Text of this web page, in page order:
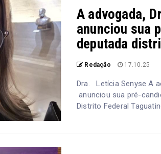
A advogada,
anunciou sua
deputada
Redação 17.10.25
Dra. Letícia Senyse A
anunciou sua pré-
Distrito Federal